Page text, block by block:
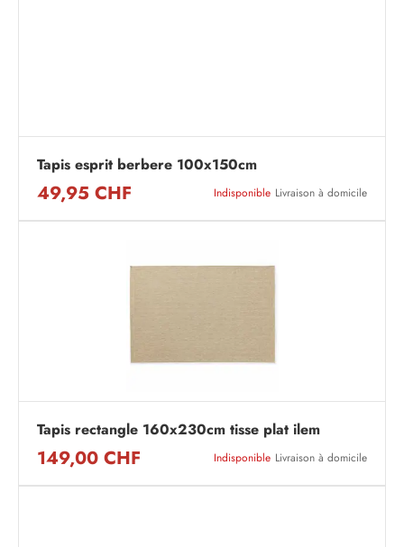
Tapis esprit berbere 100x150cm
49,95 CHF Indisponible Livraison à domicile
Tapis rectangle 160x230cm tisse plat ilem
149,00 CHF Indisponible Livraison à domicile